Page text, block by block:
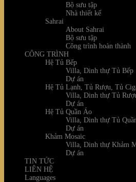
Bộ sưu tập
Nhà thiết kế
Sahrai
About Sahrai
Bộ sưu tập
Công trình hoàn thành
CÔNG TRÌNH
Hệ Tủ Bếp
Villa, Dinh thự Tủ Bếp
Dự án
Hệ Tủ Lạnh, Tủ Rượu, Tủ
Villa, Dinh thự Tủ
Dự án
Hệ Tủ Quần Áo
Villa, Dinh thự Tủ
Dự án
Khảm Mosaic
Villa, Dinh thự Khảm
Dự án
TIN TỨC
LIÊN HỆ
Languages